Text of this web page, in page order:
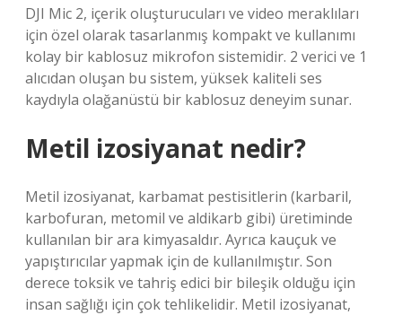
DJI Mic 2, içerik oluşturucuları ve video meraklıları
için özel olarak tasarlanmış kompakt ve kullanımı
kolay bir kablosuz mikrofon sistemidir. 2 verici ve 1
alıcıdan oluşan bu sistem, yüksek kaliteli ses
kaydıyla olağanüstü bir kablosuz deneyim sunar.
Metil izosiyanat nedir?
Metil izosiyanat, karbamat pestisitlerin (karbaril,
karbofuran, metomil ve aldikarb gibi) üretiminde
kullanılan bir ara kimyasaldır. Ayrıca kauçuk ve
yapıştırıcılar yapmak için de kullanılmıştır. Son
derece toksik ve tahriş edici bir bileşik olduğu için
insan sağlığı için çok tehlikelidir. Metil izosiyanat,